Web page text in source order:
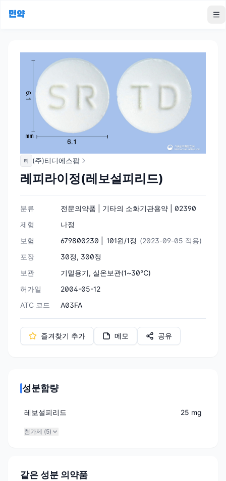
먼약
티 (주)티디에스팜
레피라이정(레보설피리드)
분류
전문의약품 | 기타의 소화기관용약 | 02390
제형
나정
보험
679800230 | 101원/1정 (2023-09-05 적용)
포장
30정, 300정
보관
기밀용기, 실온보관(1~30℃)
허가일
2004-05-12
ATC 코드
A03FA
즐겨찾기 추가 메모 공유
성분함량
레보설피리드 25 mg
첨가제 (5)
같은 성분 의약품